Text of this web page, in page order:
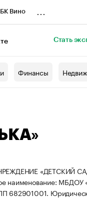
Вино
Стать
Финансы
«ДЕТСКИЙ САД
наименование:
682901001.